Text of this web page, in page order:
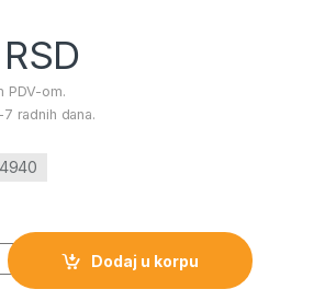
RSD
PDV-om.
radnih dana.
12w4000K 111x111IP20 količina
Dodaj u korpu